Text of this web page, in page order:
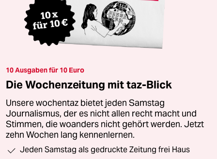
10 Ausgaben für 10 Euro
Die Wochenzeitung mit taz-Blick
Unsere wochentaz bietet jeden Samstag
Journalismus, der es nicht allen recht macht und
Stimmen, die woanders nicht gehört werden. Jetzt
zehn Wochen lang kennenlernen.
Jeden Samstag als gedruckte Zeitung frei Haus